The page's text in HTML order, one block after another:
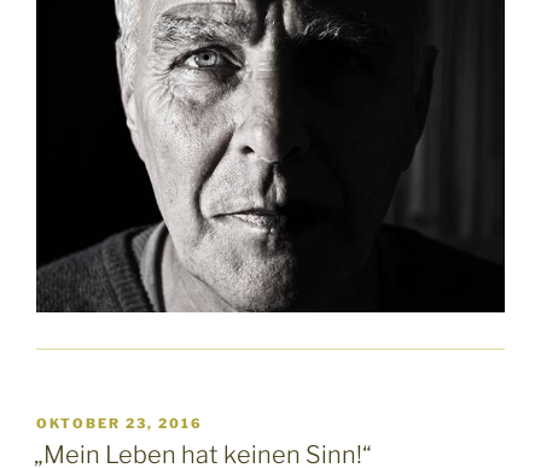
VERÖFFENTLICHT
AM
OKTOBER 23, 2016
„Mein Leben hat keinen Sinn!“